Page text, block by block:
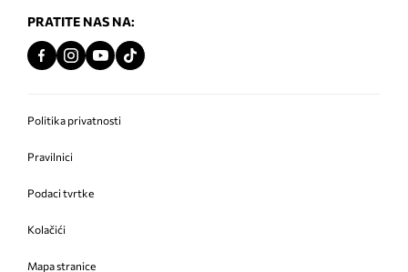
PRATITE NAS NA:
Politika privatnosti
Pravilnici
Podaci tvrtke
Kolačići
Mapa stranice